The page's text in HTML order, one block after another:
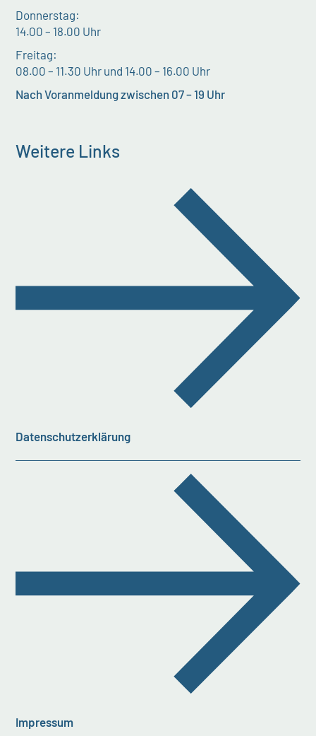
Donnerstag:
14.00 – 18.00 Uhr
Freitag:
08.00 – 11.30 Uhr und 14.00 – 16.00 Uhr
Nach Voranmeldung zwischen 07 – 19 Uhr
Weitere Links
Datenschutzerklärung
Impressum